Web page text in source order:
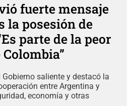
fuerte mensaje
la posesión de
parte de la peor
saliente y destacó la
entre Argentina y
economía y otras